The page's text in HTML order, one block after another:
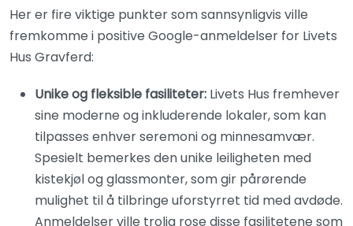
Her er fire viktige punkter som sannsynligvis ville
fremkomme i positive Google-anmeldelser for Livets
Hus Gravferd:
Unike og fleksible fasiliteter: Livets Hus fremhever
sine moderne og inkluderende lokaler, som kan
tilpasses enhver seremoni og minnesamvær.
Spesielt bemerkes den unike leiligheten med
kistekjøl og glassmonter, som gir pårørende
mulighet til å tilbringe uforstyrret tid med avdøde.
Anmeldelser ville trolig rose disse fasilitetene som